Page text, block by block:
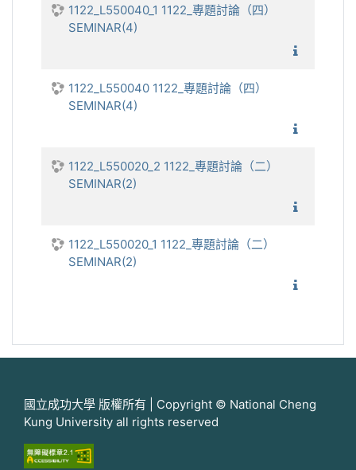
1122_L550040_1 1122_專題討論（四）
SEMINAR(4)
1122_L550040 1122_專題討論（四）
SEMINAR(4)
1122_L550020_2 1122_專題討論（二）
SEMINAR(2)
1122_L550020_1 1122_專題討論（二）
SEMINAR(2)
國立成功大學 版權所有 | Copyright © National Cheng
Kung University all rights reserved